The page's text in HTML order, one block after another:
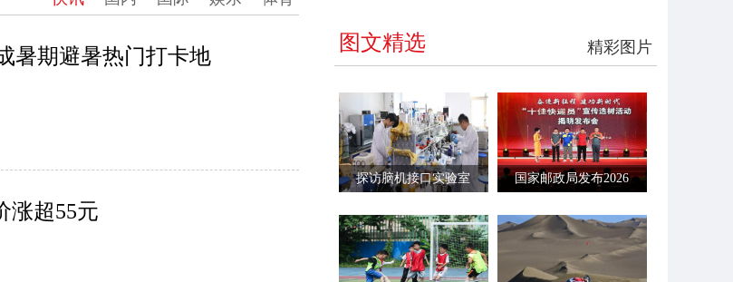
暑期避暑热门打卡地
涨超55元
精彩图片
图文精选
探访脑机接口实验室
国家邮政局发布2026